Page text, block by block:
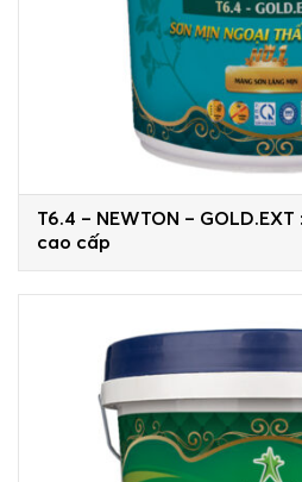
T6.4 – NEWTON –
cao cấp